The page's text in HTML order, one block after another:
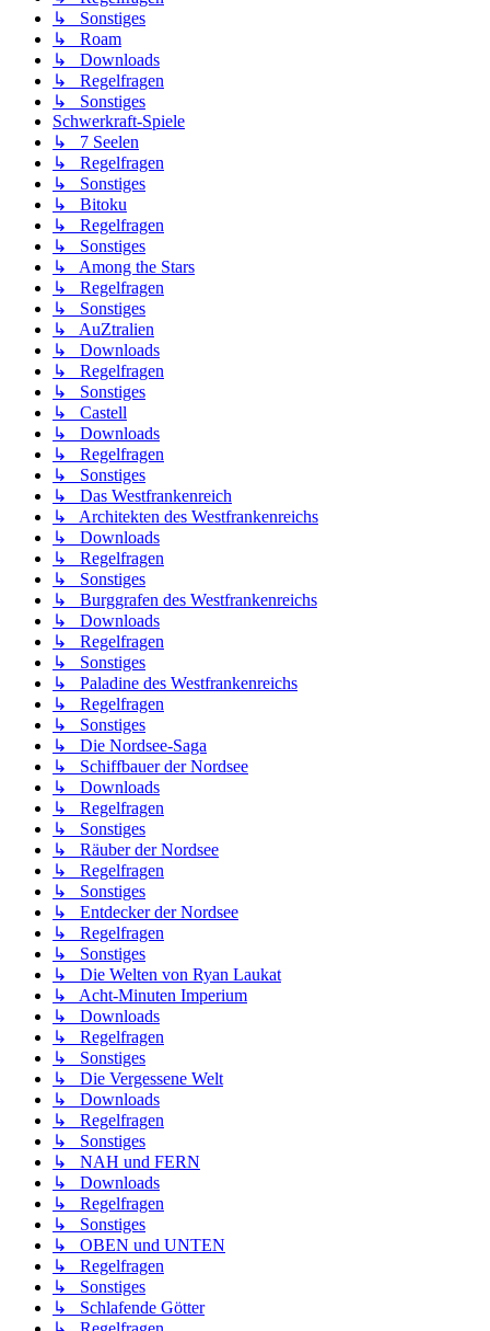
↳ Sonstiges
↳ Roam
↳ Downloads
↳ Regelfragen
↳ Sonstiges
Schwerkraft-Spiele
↳ 7 Seelen
↳ Regelfragen
↳ Sonstiges
↳ Bitoku
↳ Regelfragen
↳ Sonstiges
↳ Among the Stars
↳ Regelfragen
↳ Sonstiges
↳ AuZtralien
↳ Downloads
↳ Regelfragen
↳ Sonstiges
↳ Castell
↳ Downloads
↳ Regelfragen
↳ Sonstiges
↳ Das Westfrankenreich
↳ Architekten des Westfrankenreichs
↳ Downloads
↳ Regelfragen
↳ Sonstiges
↳ Burggrafen des Westfrankenreichs
↳ Downloads
↳ Regelfragen
↳ Sonstiges
↳ Paladine des Westfrankenreichs
↳ Regelfragen
↳ Sonstiges
↳ Die Nordsee-Saga
↳ Schiffbauer der Nordsee
↳ Downloads
↳ Regelfragen
↳ Sonstiges
↳ Räuber der Nordsee
↳ Regelfragen
↳ Sonstiges
↳ Entdecker der Nordsee
↳ Regelfragen
↳ Sonstiges
↳ Die Welten von Ryan Laukat
↳ Acht-Minuten Imperium
↳ Downloads
↳ Regelfragen
↳ Sonstiges
↳ Die Vergessene Welt
↳ Downloads
↳ Regelfragen
↳ Sonstiges
↳ NAH und FERN
↳ Downloads
↳ Regelfragen
↳ Sonstiges
↳ OBEN und UNTEN
↳ Regelfragen
↳ Sonstiges
↳ Schlafende Götter